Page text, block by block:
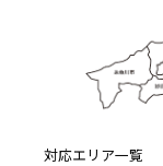
対応エリア一覧